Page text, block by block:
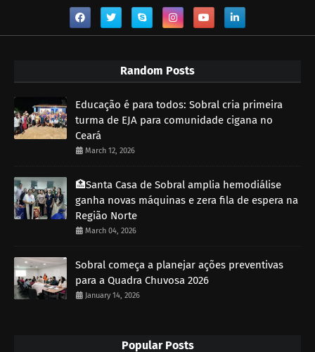
Random Posts
Educação é para todos: Sobral cria primeira
turma de EJA para comunidade cigana no
Ceará
March 12, 2026
🏥Santa Casa de Sobral amplia hemodiálise
ganha novas máquinas e zera fila de espera na
Região Norte
March 04, 2026
Sobral começa a planejar ações preventivas
para a Quadra Chuvosa 2026
January 14, 2026
Popular Posts